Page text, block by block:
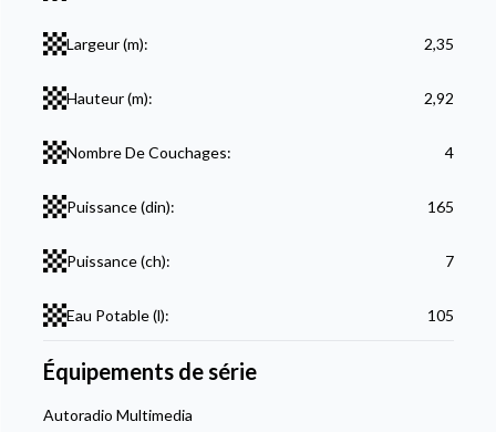
Largeur (m): 2,35
Hauteur (m): 2,92
Nombre De Couchages: 4
Puissance (din): 165
Puissance (ch): 7
Eau Potable (l): 105
Équipements de série
Autoradio Multimedia